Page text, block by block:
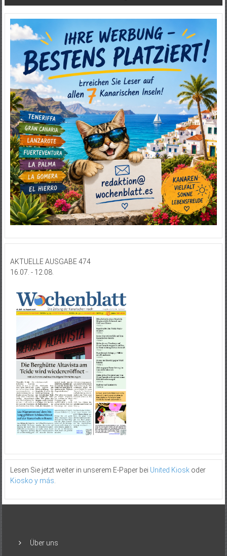
AKTUELLE AUSGABE 474
16.07. - 12.08.
Lesen Sie jetzt weiter in unserem E-Paper bei United Kioskoder
Kiosko y más
Über uns